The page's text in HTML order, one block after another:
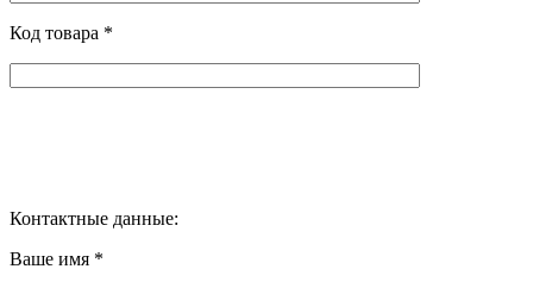
Код товара *
Контактные данные:
Ваше имя *